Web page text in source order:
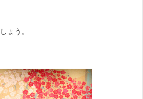
ょう。